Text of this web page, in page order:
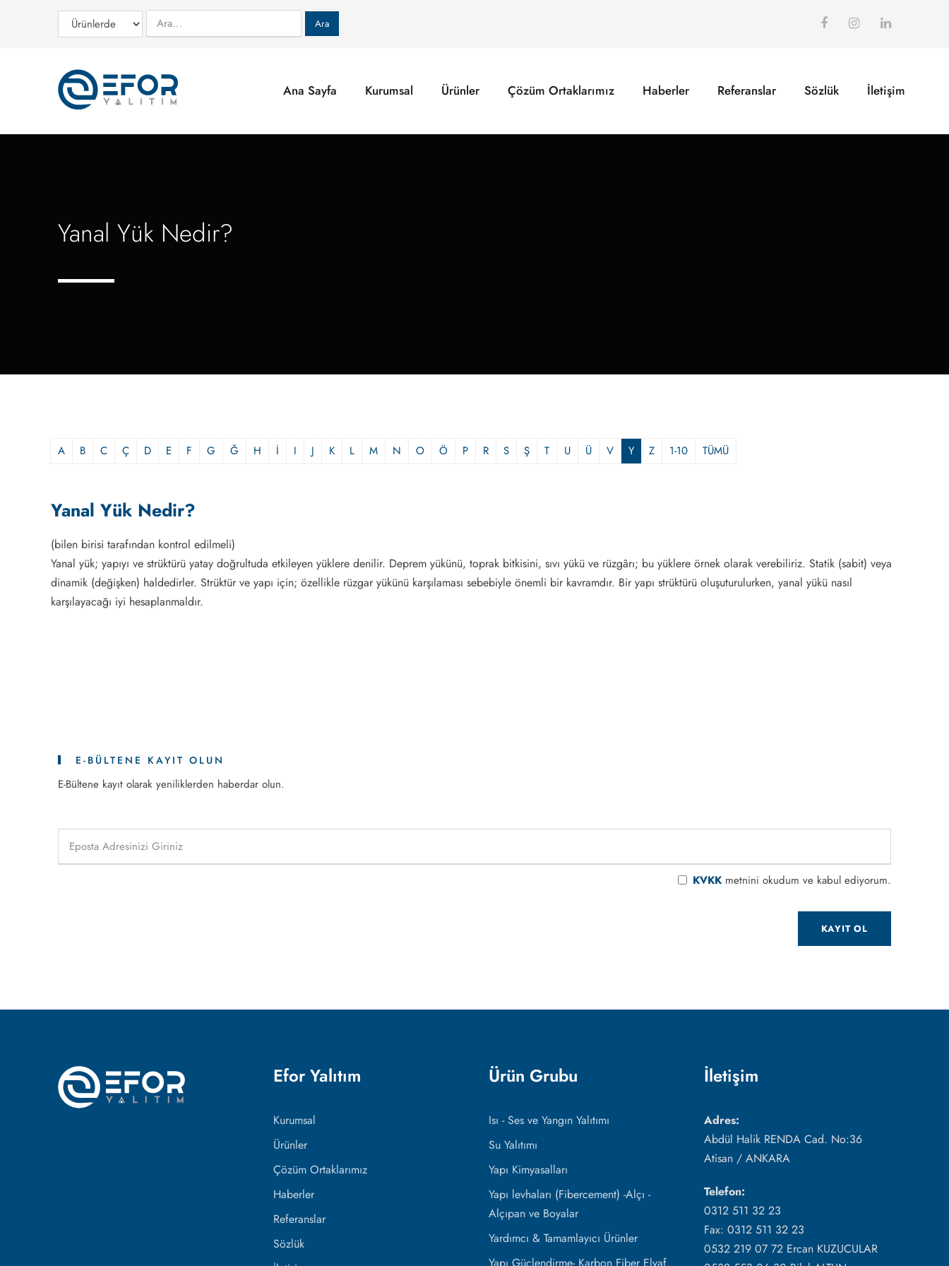
Ara
Ana Sayfa Kurumsal Ürünler Çözüm Ortaklarımız Haberler Referanslar Sözlük İletişim
Yanal Yük Nedir?
A B C Ç D E F G Ğ H İ I J K L M N O Ö P R S Ş T U Ü V Y Z 1-10 TÜMÜ
Yanal Yük Nedir?
(bilen birisi tarafından kontrol edilmeli)
Yanal yük; yapıyı ve strüktürü yatay doğrultuda etkileyen yüklere denilir. Deprem yükünü, toprak bitkisini, sıvı yükü ve rüzgârı; bu yüklere örnek olarak verebiliriz. Statik (sabit) veya
dinamik (değişken) haldedirler. Strüktür ve yapı için; özellikle rüzgar yükünü karşılaması sebebiyle önemli bir kavramdır. Bir yapı strüktürü oluşuturulurken, yanal yükü nasıl
karşılayacağı iyi hesaplanmaldır.
E-BÜLTENE KAYIT OLUN
E-Bültene kayıt olarak yeniliklerden haberdar olun.
KVKKmetnini okudum ve kabul ediyorum.
Efor Yalıtım
Kurumsal
Ürünler
Çözüm Ortaklarımız
Haberler
Referanslar
Sözlük
Ürün Grubu
Isı - Ses ve Yangın Yalıtımı
Su Yalıtımı
Yapı Kimyasalları
Yapı levhaları (Fibercement) -Alçı -
Alçıpan ve Boyalar
Yardımcı & Tamamlayıcı Ürünler
Yapı Güçlendirme- Karbon Fiber Elyaf,
İletişim
Adres:
Abdül Halik RENDA Cad. No:36
Atisan / ANKARA
Telefon:
0312 511 32 23
Fax: 0312 511 32 23
0532 219 07 72 Ercan KUZUCULAR